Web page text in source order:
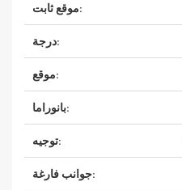
موقع ثابت:
درجة:
موقع:
بانوراما:
توجيه:
جوانب فارغة: